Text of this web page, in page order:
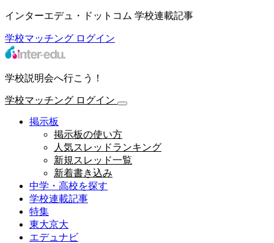
インターエデュ・ドットコム 学校連載記事
学校マッチング ログイン
学校説明会へ行こう！
学校マッチング ログイン
掲示板
掲示板の使い方
人気スレッドランキング
新規スレッド一覧
新着書き込み
中学・高校を探す
学校連載記事
特集
東大京大
エデュナビ